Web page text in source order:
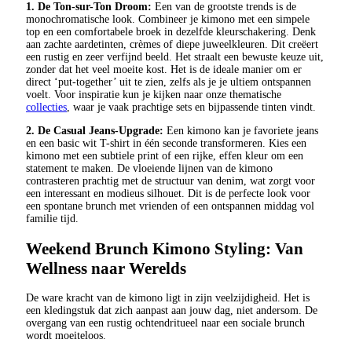
1. De Ton-sur-Ton Droom: Een van de grootste trends is de
monochromatische look. Combineer je kimono met een simpele
top en een comfortabele broek in dezelfde kleurschakering. Denk
aan zachte aardetinten, crèmes of diepe juweelkleuren. Dit creëert
een rustig en zeer verfijnd beeld. Het straalt een bewuste keuze uit,
zonder dat het veel moeite kost. Het is de ideale manier om er
direct ‘put-together’ uit te zien, zelfs als je je ultiem ontspannen
voelt. Voor inspiratie kun je kijken naar onze thematische
collecties, waar je vaak prachtige sets en bijpassende tinten vindt.
2. De Casual Jeans-Upgrade: Een kimono kan je favoriete jeans
en een basic wit T-shirt in één seconde transformeren. Kies een
kimono met een subtiele print of een rijke, effen kleur om een
statement te maken. De vloeiende lijnen van de kimono
contrasteren prachtig met de structuur van denim, wat zorgt voor
een interessant en modieus silhouet. Dit is de perfecte look voor
een spontane brunch met vrienden of een ontspannen middag vol
familie tijd.
Weekend Brunch Kimono Styling: Van
Wellness naar Werelds
De ware kracht van de kimono ligt in zijn veelzijdigheid. Het is
een kledingstuk dat zich aanpast aan jouw dag, niet andersom. De
overgang van een rustig ochtendritueel naar een sociale brunch
wordt moeiteloos.